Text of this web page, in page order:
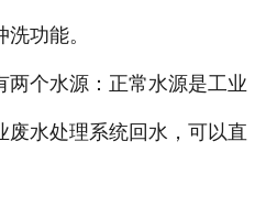
功能。
个水源：正常水源是工业
废水处理系统回水，可以直